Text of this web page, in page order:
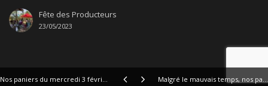
Nos paniers du mercredi 3 février...avec une recette ! Malgré le mauvais temps, nos paniers de ce 10 février et une petite recette !
Fête des Producteurs
23/05/2023